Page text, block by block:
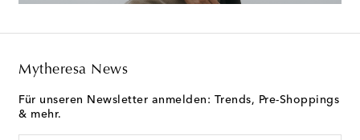
Mytheresa News
Für unseren Newsletter anmelden: Trends, Pre-Shoppings
& mehr.